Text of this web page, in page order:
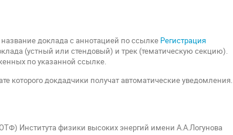
доклада с аннотацией по ссылке Регистрация
(устный или стендовый) и трек (тематическую секцию).
по указанной ссылке.
которого докдадчики получат автоматические уведомления.
Института физики высоких энергий имени А.А.Логунова